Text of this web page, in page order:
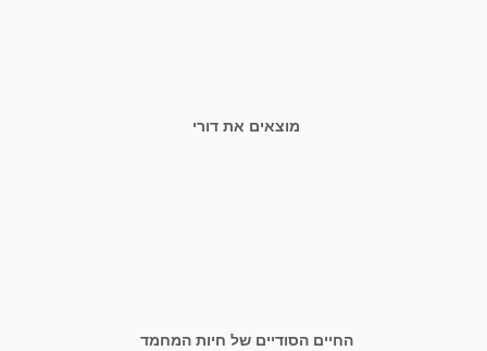
מוצאים את דורי
החיים הסודיים של חיות המחמד